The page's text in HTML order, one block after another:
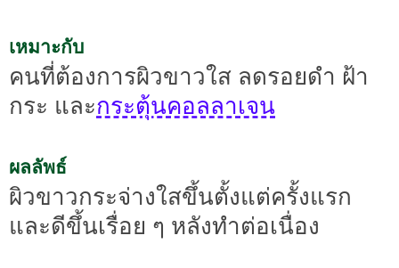
เหมาะกับ
คนที่ต้องการผิวขาวใส ลดรอยดำ ฝ้า
กระ และกระตุ้นคอลลาเจน
ผลลัพธ์
ผิวขาวกระจ่างใสขึ้นตั้งแต่ครั้งแรก
และดีขึ้นเรื่อย ๆ หลังทำต่อเนื่อง